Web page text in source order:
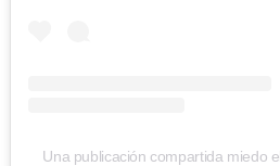
Una publicación compartida miedo